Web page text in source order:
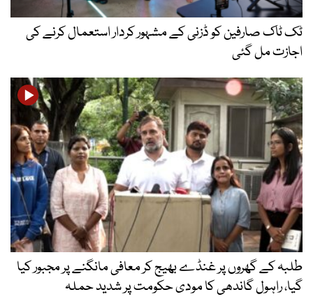
ٹک ٹاک صارفین کو ڈزنی کے مشہور کردار استعمال کرنے کی
اجازت مل گئی
طلبہ کے گھروں پر غنڈے بھیج کر معافی مانگنے پر مجبور کیا
گیا، راہول گاندھی کا مودی حکومت پر شدید حملہ